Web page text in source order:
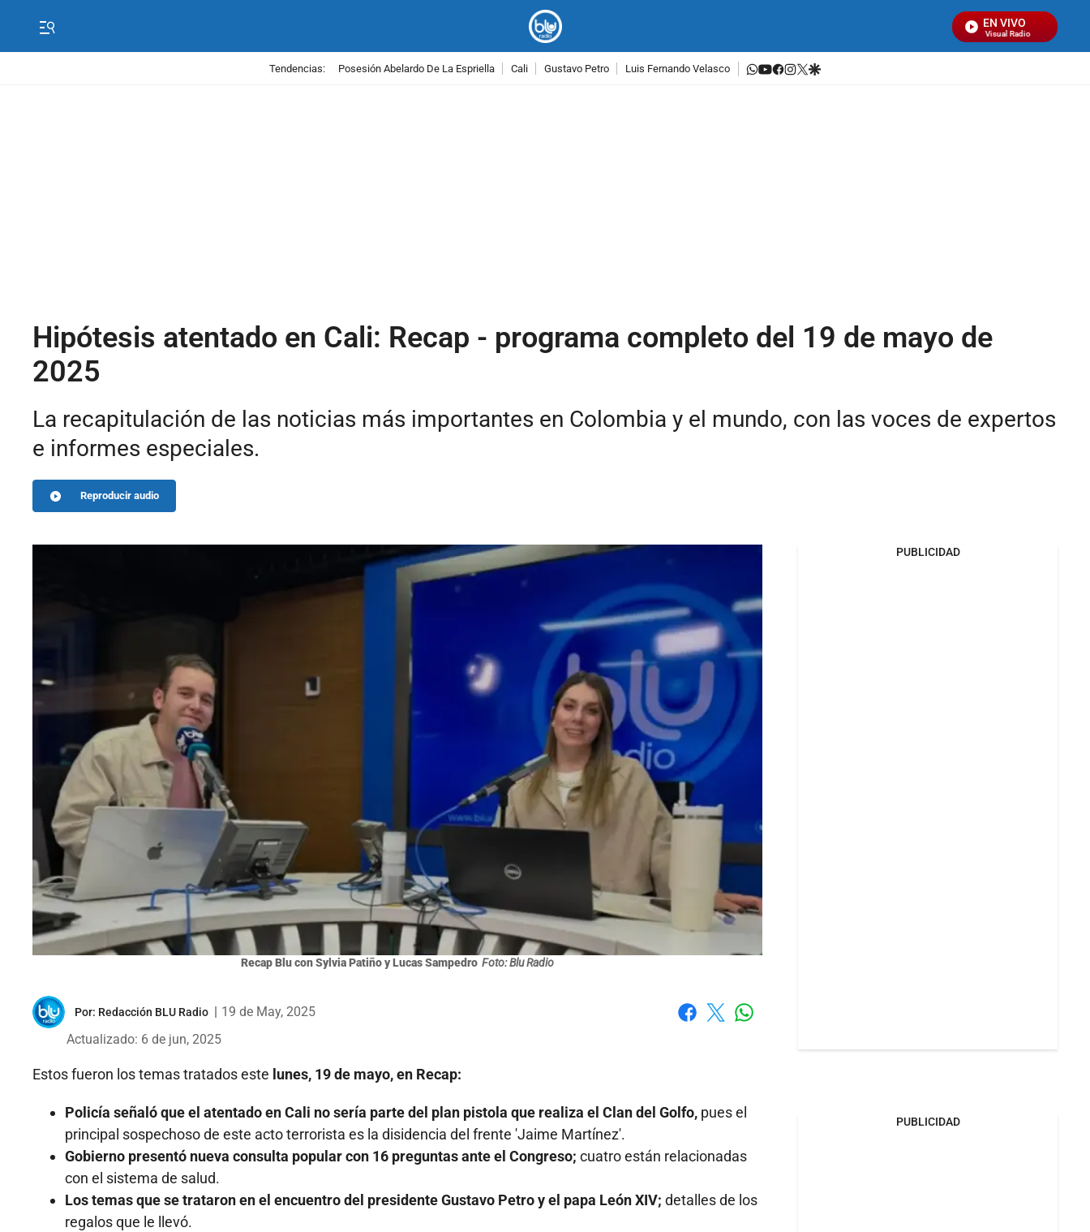
EN VIVO
Señal Visual Radio
Tendencias: Posesión Abelardo De La Espriella Cali Gustavo Petro Luis Fernando Velasco whatsapp
youtube
facebook
instagram
twitter
google
Hipótesis atentado en Cali: Recap - programa completo del 19 de mayo de
2025
La recapitulación de las noticias más importantes en Colombia y el mundo, con las voces de expertos
e informes especiales.
Reproducir audio
Recap Blu con Sylvia Patiño y Lucas Sampedro Foto: Blu Radio
Por: Redacción BLU Radio
19 de May, 2025
Actualizado: 6 de jun, 2025
Estos fueron los temas tratados este lunes, 19 de mayo, en Recap:
Policía señaló que el atentado en Cali no sería parte del plan pistola que realiza el Clan del Golfo, pues el
principal sospechoso de este acto terrorista es la disidencia del frente 'Jaime Martínez'.
Gobierno presentó nueva consulta popular con 16 preguntas ante el Congreso; cuatro están relacionadas
con el sistema de salud.
Los temas que se trataron en el encuentro del presidente Gustavo Petro y el papa León XIV; detalles de los
regalos que le llevó.
PUBLICIDAD
PUBLICIDAD